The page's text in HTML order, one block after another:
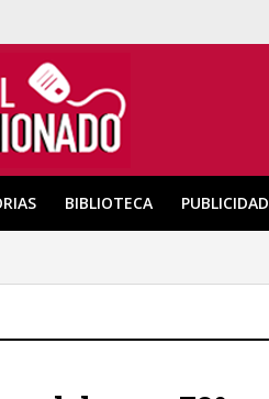
BIBLIOTECA PUBLICIDAD